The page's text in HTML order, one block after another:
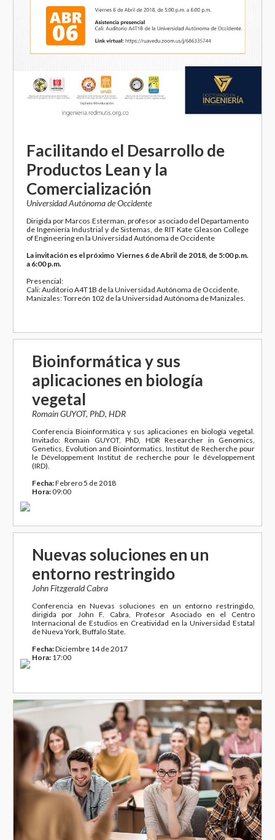
Facilitando el Desarrollo de
Productos Lean y la
Comercialización
Universidad Autónoma de Occidente
Dirigida por Marcos Esterman, profesor asociado del Departamento
de Ingeniería Industrial y de Sistemas, de RIT Kate Gleason College
of Engineering en la Universidad Autónoma de Occidente
La invitación es el próximo Viernes 6 de Abril de 2018, de 5:00 p.m.
a 6:00 p.m.
Presencial:
Cali: Auditorio A4T1B de la Universidad Autónoma de Occidente.
Manizales: Torreón 102 de la Universidad Autónoma de Manizales.
Bioinformática y sus
aplicaciones en biología
vegetal
Romain GUYOT, PhD, HDR
Conferencia Bioinformática y sus aplicaciones en biología vegetal.
Invitado: Romain GUYOT, PhD, HDR Researcher in Genomics,
Genetics, Evolution and Bioinformatics. Institut de Recherche pour
le Développement Institut de recherche pour le développement
(IRD).
Fecha:Febrero 5 de 2018
Hora:09:00
Nuevas soluciones en un
entorno restringido
John Fitzgerald Cabra
Conferencia en Nuevas soluciones en un entorno restringido,
dirigida por John F. Cabra, Profesor Asociado en el Centro
Internacional de Estudios en Creatividad en la Universidad Estatal
de Nueva York, Buffalo State.
Fecha:Diciembre 14 de 2017
Hora: 17:00